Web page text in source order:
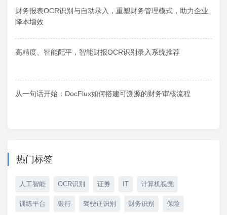
财务报表OCR识别与自动录入，重塑财务管理模式，助力企业
降本增效
高精度、智能配平，智能财报OCR识别录入系统推荐
从一句话开始：DocFlux如何搭建可溯源的财务审核流程
热门标签
人工智能 OCR识别 证券 IT 计算机视觉
训练平台 银行 驾驶证识别 财务识别 保险